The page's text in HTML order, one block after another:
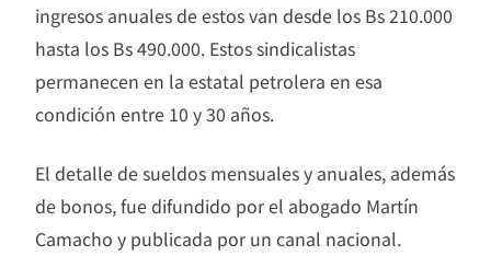
ingresos anuales de estos van desde los Bs 210.000
hasta los Bs 490.000. Estos sindicalistas
permanecen en la estatal petrolera en esa
condición entre 10 y 30 años.
El detalle de sueldos mensuales y anuales, además
de bonos, fue difundido por el abogado Martín
Camacho y publicada por un canal nacional.